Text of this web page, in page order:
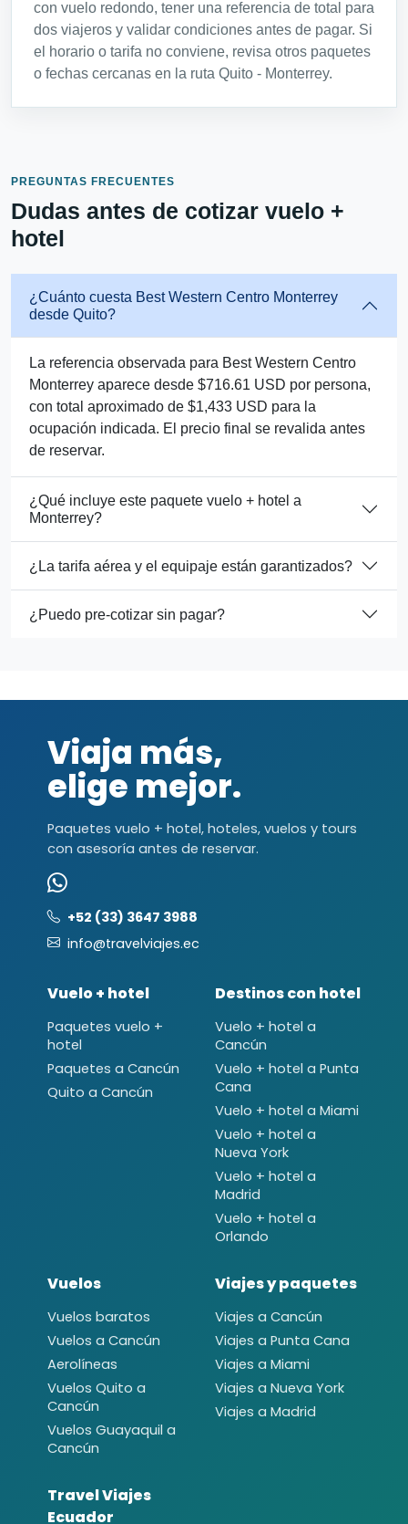
con vuelo redondo, tener una referencia de total para
dos viajeros y validar condiciones antes de pagar. Si
el horario o tarifa no conviene, revisa otros paquetes
o fechas cercanas en la ruta Quito - Monterrey.
PREGUNTAS FRECUENTES
Dudas antes de cotizar vuelo +
hotel
¿Cuánto cuesta Best Western Centro Monterrey
desde Quito?
La referencia observada para Best Western Centro
Monterrey aparece desde $716.61 USD por persona,
con total aproximado de $1,433 USD para la
ocupación indicada. El precio final se revalida antes
de reservar.
¿Qué incluye este paquete vuelo + hotel a
Monterrey?
¿La tarifa aérea y el equipaje están garantizados?
¿Puedo pre-cotizar sin pagar?
Viaja más,
elige mejor.
Paquetes vuelo + hotel, hoteles, vuelos y tours
con asesoría antes de reservar.
+52 (33) 3647 3988
info@travelviajes.ec
Vuelo + hotel
Paquetes vuelo +
hotel
Paquetes a Cancún
Quito a Cancún
Destinos con hotel
Vuelo + hotel a
Cancún
Vuelo + hotel a Punta
Cana
Vuelo + hotel a Miami
Vuelo + hotel a
Nueva York
Vuelo + hotel a
Madrid
Vuelo + hotel a
Orlando
Vuelos
Vuelos baratos
Vuelos a Cancún
Aerolíneas
Vuelos Quito a
Cancún
Vuelos Guayaquil a
Cancún
Viajes y paquetes
Viajes a Cancún
Viajes a Punta Cana
Viajes a Miami
Viajes a Nueva York
Viajes a Madrid
Travel Viajes
Ecuador